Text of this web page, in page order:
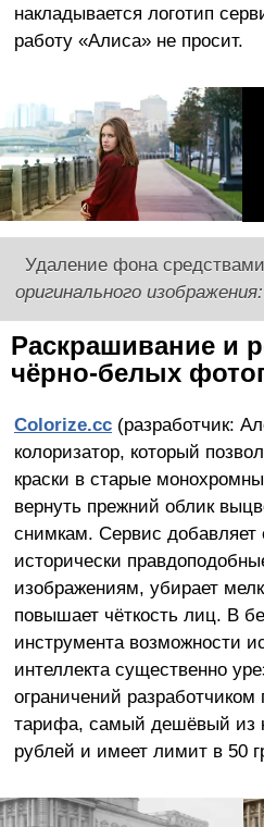
накладывается логотип
работу «Алиса» не просит.
Удаление фона
оригинального
Раскрашивание и
чёрно-белых
Colorize.cc(разработчик:
колоризатор, который
краски в старые
вернуть прежний облик
снимкам. Сервис добавляет
исторически
изображениям, убирает
повышает чёткость лиц. В
инструмента возможности
интеллекта существенно
ограничений разработчиком
тарифа, самый дешёвый из
рублей и имеет лимит в 50